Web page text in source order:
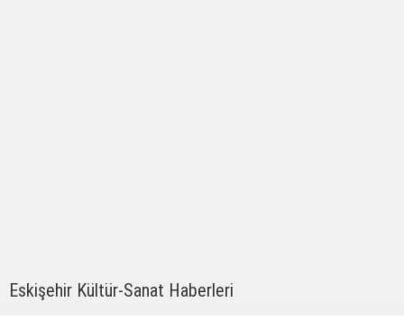
Eskişehir Kültür-Sanat Haberleri